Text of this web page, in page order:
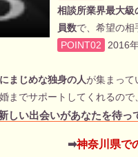
相談所業界最大
員数で、希望の相
POINT02
2016
まじめな独身の人が集まって
までサポートしてくれるので
しい出会いがあなたを待っ
➡神奈川県で